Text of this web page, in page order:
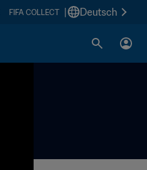
FIFA COLLECT Deutsch